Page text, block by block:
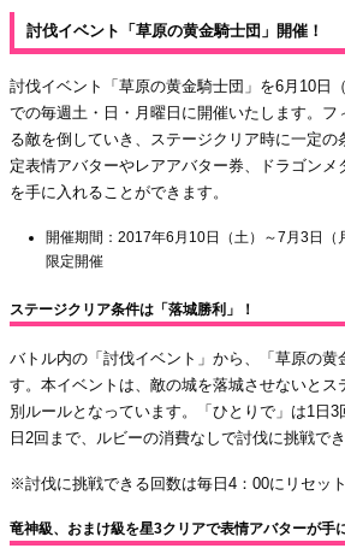
討伐イベント「草原の黄金騎士団」開催！
討伐イベント「草原の黄金騎士団」を6月10日
での毎週土・日・月曜日に開催いたします。フ
る敵を倒していき、ステージクリア時に一定の
定表情アバターやレアアバター券、ドラゴンメ
を手に入れることができます。
開催期間：2017年6月10日（土）～7月3日（
限定開催
ステージクリア条件は「落城勝利」！
バトル内の「討伐イベント」から、「草原の黄
す。本イベントは、敵の城を落城させないとス
別ルールとなっています。「ひとりで」は1日
日2回まで、ルビーの消費なしで討伐に挑戦でき
※討伐に挑戦できる回数は毎日4：00にリセット
竜神級、おまけ級を星3クリアで表情アバターが手